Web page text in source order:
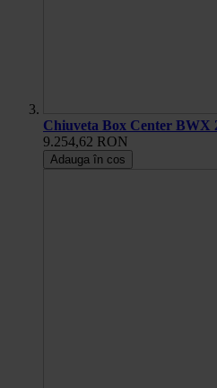
Chiuveta Box Center BWX
9.254,62 RON
Adauga în cos